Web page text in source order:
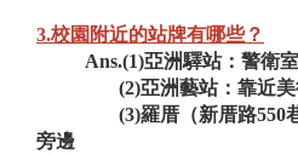
3.校園附近的站牌有哪些？
Ans.(1)亞洲驛站：警衛
(2)亞洲藝站：靠近美術
(3)羅厝（新厝路550巷
旁邊